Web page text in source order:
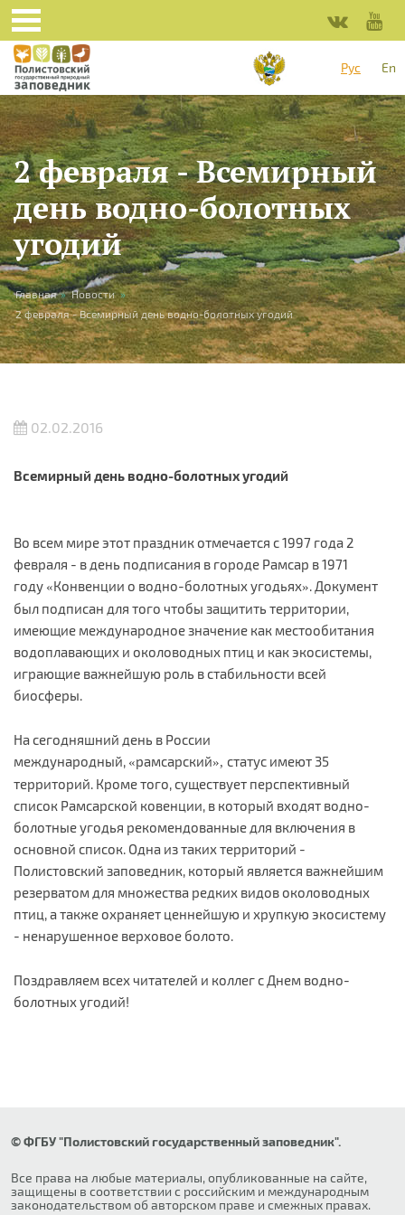
Перейти к основному содержанию
Рус
En
2 февраля - Всемирный
день водно-болотных
угодий
Вы здесь
Главная » Новости »
2 февраля - Всемирный день водно-болотных угодий
02.02.2016
Всемирный день водно-болотных угодий
Во всем мире этот праздник отмечается с 1997 года 2
февраля - в день подписания в городе Рамсар в 1971
году «Конвенции о водно-болотных угодьях». Документ
был подписан для того чтобы защитить территории,
имеющие международное значение как местообитания
водоплавающих и околоводных птиц и как экосистемы,
играющие важнейшую роль в стабильности всей
биосферы.
На сегодняшний день в России
международный, «рамсарский», статус имеют 35
территорий. Кроме того, существует перспективный
список Рамсарской ковенции, в который входят водно-
болотные угодья рекомендованные для включения в
основной список. Одна из таких территорий -
Полистовский заповедник, который является важнейшим
резерватом для множества редких видов околоводных
птиц, а также охраняет ценнейшую и хрупкую экосистему
- ненарушенное верховое болото.
Поздравляем всех читателей и коллег с Днем водно-
болотных угодий!
© ФГБУ "Полистовский государственный заповедник".
Все права на любые материалы, опубликованные на сайте,
защищены в соответствии с российским и международным
законодательством об авторском праве и смежных правах.